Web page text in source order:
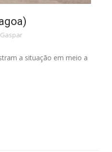
a situação em meio a